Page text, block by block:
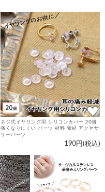
ネジ式イヤリング用 シリコンカバー 20個
痛くなりにくい パーツ 材料 素材 アクセサ
リーパーツ
190円(税込)